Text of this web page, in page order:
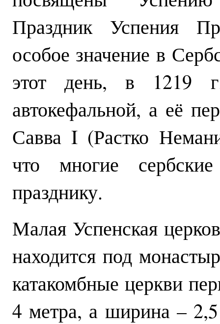
Праздник Успения
особое значение в
этот день, в 1219
автокефальной, а её
Савва I (Растко
что многие
празднику.
Малая Успенская
находится под
катакомбные церкви
4 метра, а ширина –